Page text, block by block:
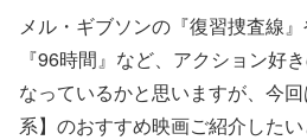
メル・ギブソンの『復習捜査線
『96時間』など、アクション好
なっているかと思いますが、今
系】のおすすめ映画ご紹介したい